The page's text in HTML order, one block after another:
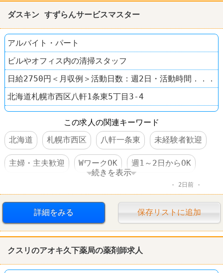
ダスキン すずらんサービスマスター
アルバイト・パート
ビルやオフィス内の清掃スタッフ
日給2750円＜月収例＞活動日数：週2日・活動時間．．．
北海道札幌市西区八軒1条東5丁目3-4
この求人の関連キーワード
北海道
札幌市西区 八軒一条東 未経験者歓迎
主婦・主夫歓迎 WワークOK 週1～2日からOK
車・バイク通勤可
続きを表示
2日前
詳細をみる 保存リストに追加
クスリのアオキ久下薬局の薬剤師求人